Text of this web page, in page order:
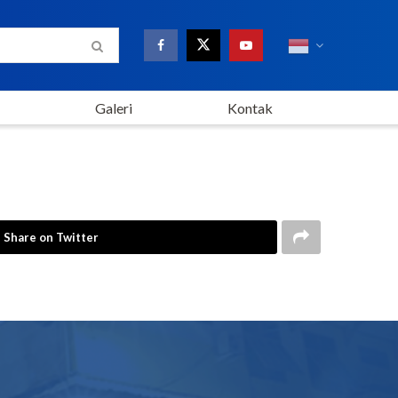
Galeri Kontak
Share on Twitter